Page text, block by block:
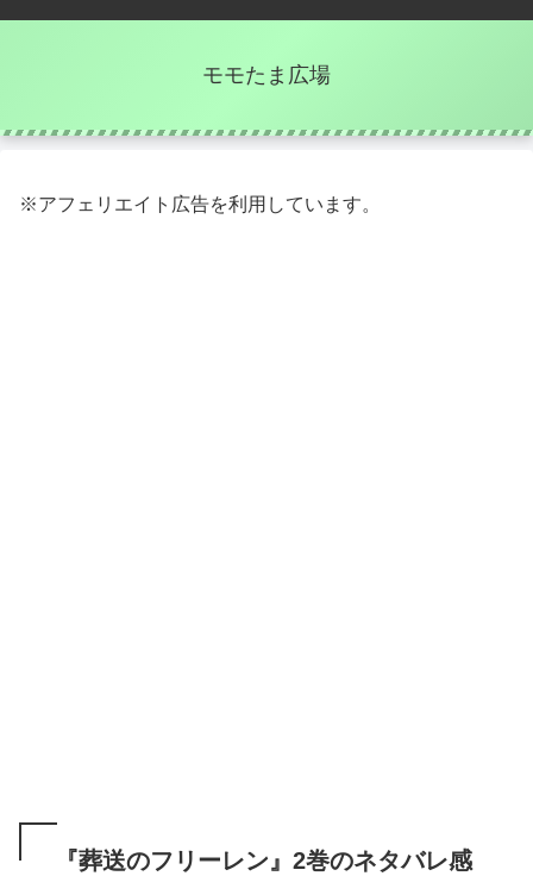
モモたま広場
※アフェリエイト広告を利用しています。
『葬送のフリーレン』2巻のネタバレ感